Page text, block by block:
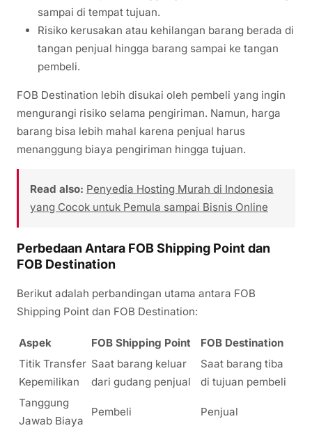
sampai di tempat tujuan.
Risiko kerusakan atau kehilangan barang berada di
tangan penjual hingga barang sampai ke tangan
pembeli.
FOB Destination lebih disukai oleh pembeli yang ingin
mengurangi risiko selama pengiriman. Namun, harga
barang bisa lebih mahal karena penjual harus
menanggung biaya pengiriman hingga tujuan.
Read also: Penyedia Hosting Murah di Indonesia
yang Cocok untuk Pemula sampai Bisnis Online
Perbedaan Antara FOB Shipping Point dan
FOB Destination
Berikut adalah perbandingan utama antara FOB
Shipping Point dan FOB Destination:
Aspek FOB Shipping Point
FOB Destination
Titik Transfer
Kepemilikan
Saat barang keluar
dari gudang penjual
Saat barang tiba
di tujuan pembeli
Tanggung
Jawab Biaya
Pembeli Penjual